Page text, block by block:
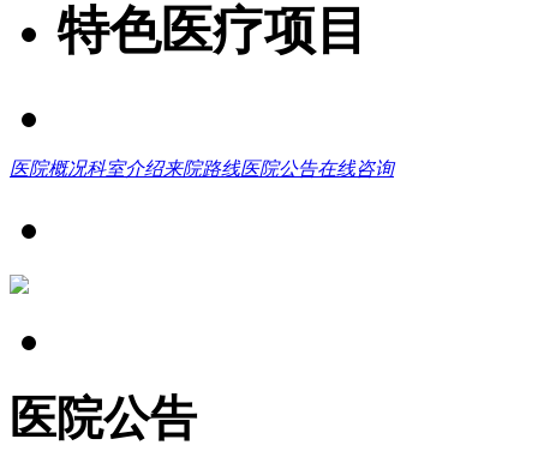
特色医疗项目
医院概况科室介绍来院路线医院公告在线咨询
医院公告